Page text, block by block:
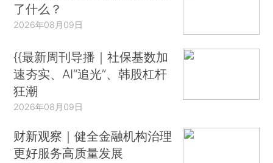
了什么？
2026年08月09日
{{最新周刊导播｜社保基数加
速夯实、AI“追光”、韩股杠杆
狂潮
2026年08月09日
财新观察｜健全金融机构治理
更好服务高质量发展